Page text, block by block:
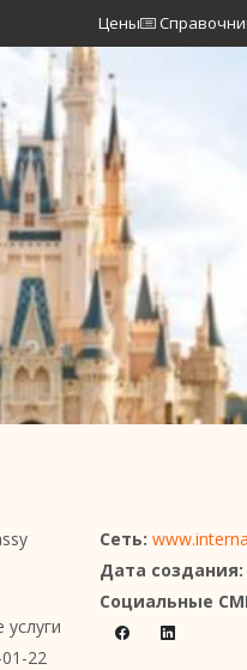
Цены
22
Сеть:
Дата создания:
Социальные